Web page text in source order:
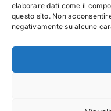
elaborare dati come il
questo sito. Non
negativamente su alcune
Iscriviti alla nostra
email con novità,